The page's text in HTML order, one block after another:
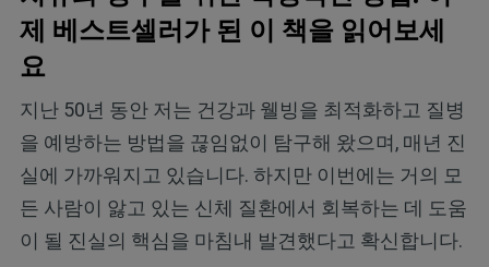
제 베스트셀러가 된 이 책을 읽어보세
요
지난 50년 동안 저는 건강과 웰빙을 최적화하고 질병
을 예방하는 방법을 끊임없이 탐구해 왔으며, 매년 진
실에 가까워지고 있습니다. 하지만 이번에는 거의 모
든 사람이 앓고 있는 신체 질환에서 회복하는 데 도움
이 될 진실의 핵심을 마침내 발견했다고 확신합니다.